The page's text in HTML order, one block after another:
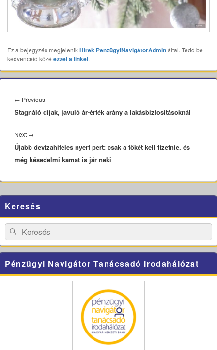
Ez a bejegyzés megjelenikHírek PenzügyiNavigátorAdmináltal. Tedd be
kedvenceid közé ezzel a linkel.
navigáció
← PreviousPrevious
post:
Stagnáló díjak, javuló ár-érték arány a lakásbiztosításoknál
Next →
post:
Újabb devizahiteles nyert pert: csak a tőkét kell fizetnie, és
még késedelmi kamat is jár neki
Sidebar
Widget
Area
Keresés
Search
for:
Search
Pénzügyi Navigátor Tanácsadó Irodahálózat